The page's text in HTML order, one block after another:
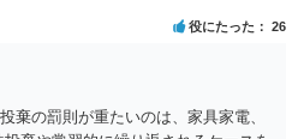
役にたった 26
棄の罰則が重たいのは、家具家電、